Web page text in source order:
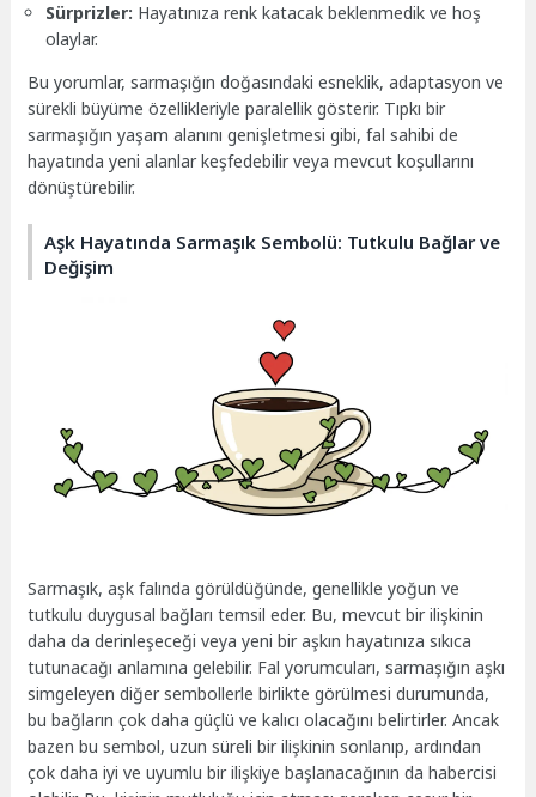
Sürprizler: Hayatınıza renk katacak beklenmedik ve hoş
olaylar.
Bu yorumlar, sarmaşığın doğasındaki esneklik, adaptasyon ve
sürekli büyüme özellikleriyle paralellik gösterir. Tıpkı bir
sarmaşığın yaşam alanını genişletmesi gibi, fal sahibi de
hayatında yeni alanlar keşfedebilir veya mevcut koşullarını
dönüştürebilir.
Aşk Hayatında Sarmaşık Sembolü: Tutkulu Bağlar ve
Değişim
Sarmaşık, aşk falında görüldüğünde, genellikle yoğun ve
tutkulu duygusal bağları temsil eder. Bu, mevcut bir ilişkinin
daha da derinleşeceği veya yeni bir aşkın hayatınıza sıkıca
tutunacağı anlamına gelebilir. Fal yorumcuları, sarmaşığın aşkı
simgeleyen diğer sembollerle birlikte görülmesi durumunda,
bu bağların çok daha güçlü ve kalıcı olacağını belirtirler. Ancak
bazen bu sembol, uzun süreli bir ilişkinin sonlanıp, ardından
çok daha iyi ve uyumlu bir ilişkiye başlanacağının da habercisi